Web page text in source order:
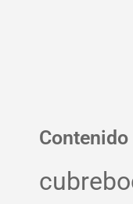
Contenido